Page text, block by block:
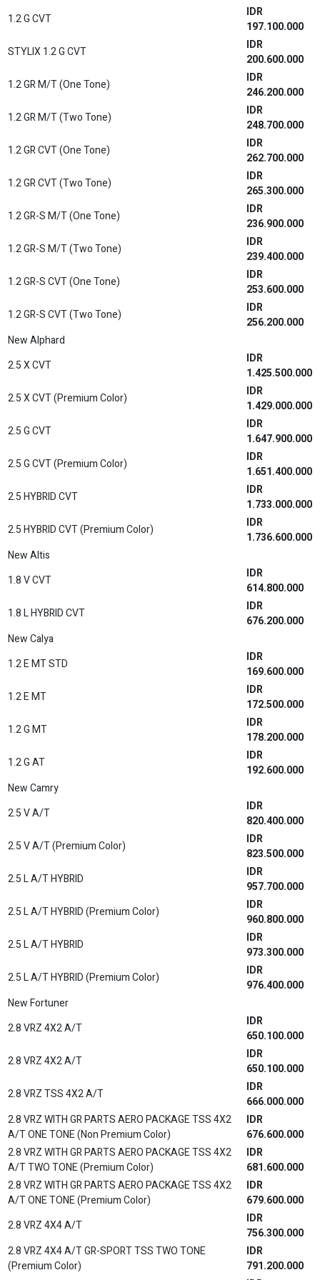
614.800.000
IDR
676.200.000
New Calya
1.2 E MT STD
IDR
169.600.000
1.2 E MT
IDR
172.500.000
1.2 G MT
IDR
178.200.000
1.2 G AT
IDR
192.600.000
IDR
820.400.000
IDR
823.500.000
IDR
957.700.000
IDR
2.5 L A/T HYBRID
IDR
973.300.000
2.5 L A/T HYBRID (Premium Color)
IDR
976.400.000
IDR
650.100.000
IDR
650.100.000
IDR
666.000.000
2.8 VRZ WITH GR PARTS AERO PACKAGE TSS 4X2
A/T ONE TONE (Non Premium Color)
IDR
A/T TWO TONE (Premium Color)
IDR
681.600.000
A/T ONE TONE (Premium Color)
IDR
679.600.000
2.8 VRZ 4X4 A/T
756.300.000
2.8 VRZ 4X4 A/T GR-SPORT TSS TWO TONE
IDR
791.200.000
IDR
786.200.000
IDR
582.200.000
IDR
2.7 SRZ 4x2 A/T
IDR
623.400.000
2.7 SRZ 4x2 A/T NON RSE
IDR
617.800.000
ONE TONE (Non Premium Color)
IDR
632.800.000
ONE TONE (Premium Color)
IDR
635.800.000
TWO TONE (Premium Color)
IDR
637.900.000
2.7 SRZ GR SPORT 4x2 A/T NON RSE
IDR
627.200.000
2.8 VRZ 4X2 A/T NON RSE
2.8 VRZ TSS 4X2 A/T NON RSE
IDR
660.300.000
2.8 VRZ WITH GR PARTS AERO PACKAGE TSS 4X2
IDR
670.800.000
2.8 VRZ 4X4 A/T NON RSE
IDR
750.700.000
2.8 VRZ 4X4 A/T GR-SPORT TSS NON RSE
IDR
780.400.000
New Hilux D Cab
2.4 E (4X4) DSL M/T
IDR
454.600.000
2.4 E (4X4) DSL M/T
IDR
454.600.000
2.4 E-RTS (4X4) DSL M/T
IDR
463.500.000